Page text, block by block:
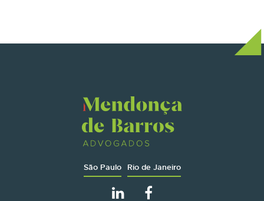
São Paulo Rio de Janeiro